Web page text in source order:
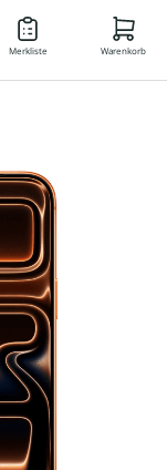
DE
Merkliste Warenkorb